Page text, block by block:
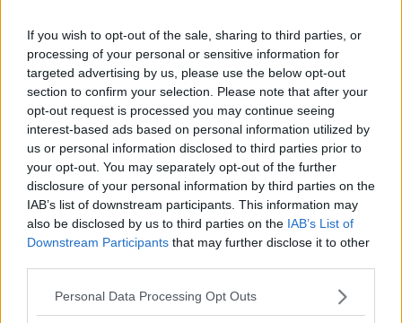
If you wish to opt-out of the sale, sharing to third parties, or
processing of your personal or sensitive information for
targeted advertising by us, please use the below opt-out
section to confirm your selection. Please note that after your
opt-out request is processed you may continue seeing
interest-based ads based on personal information utilized by
us or personal information disclosed to third parties prior to
your opt-out. You may separately opt-out of the further
disclosure of your personal information by third parties on the
IAB’s list of downstream participants. This information may
also be disclosed by us to third parties on the IAB’s List of
Downstream Participants that may further disclose it to other
Personal Data Processing Opt Outs
Riciclaggio e commercio abusivo di oro, 8
indagati
Marco Torre nuovo direttore generale della
sanità
Bloccati a Ventimiglia dopo il furto in Toscana
​Tutte le offerte di lavoro in provincia di Arezzo
​Benzina, gasolio, gpl, ecco dove risparmiare
​Benzina, gasolio, gpl, ecco dove risparmiare
Da fidanzato a stalker e finisce ai domiciliari